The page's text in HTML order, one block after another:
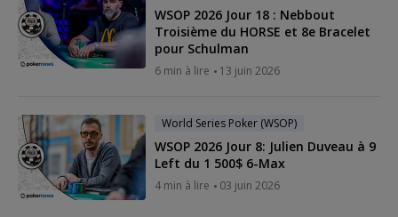
WSOP 2026 Jour 18 : Nebbout
Troisième du HORSE et 8e Bracelet
pour Schulman
6 min à lire 13 juin 2026
World Series Poker (WSOP)
WSOP 2026 Jour 8: Julien Duveau à 9
Left du 1 500$ 6-Max
4 min à lire 03 juin 2026